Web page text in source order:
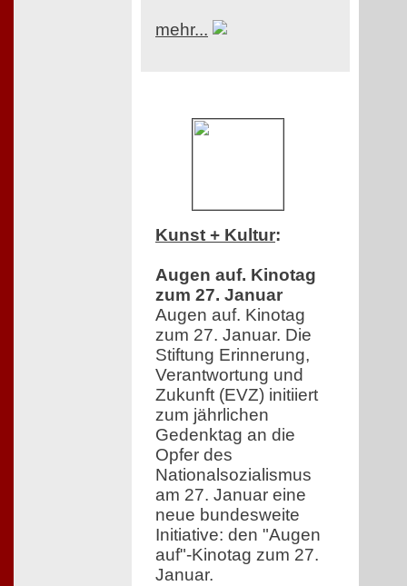
mehr...
Kunst + Kultur:
Augen auf. Kinotag
zum 27. Januar
Augen auf. Kinotag
zum 27. Januar. Die
Stiftung Erinnerung,
Verantwortung und
Zukunft (EVZ) initiiert
zum jährlichen
Gedenktag an die
Opfer des
Nationalsozialismus
am 27. Januar eine
neue bundesweite
Initiative: den "Augen
auf"-Kinotag zum 27.
Januar.